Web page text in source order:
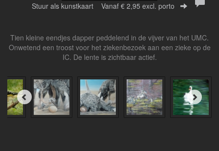
Stuur als kunstkaart Vanaf € 2,95 excl. porto
Tien kleine eendjes dapper peddelend in de vijver van het UMC.
Onwetend een troost voor het ziekenbezoek aan een zieke op de
IC. De lente is zichtbaar actief.